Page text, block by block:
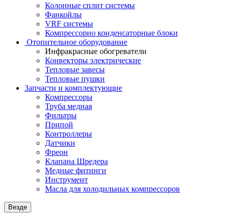
Колонные сплит системы
Фанкойлы
VRF системы
Компрессорно конденсаторные блоки
Отопительное оборудование
Инфракрасные обогреватели
Конвекторы электрические
Тепловые завесы
Тепловые пушки
Запчасти и комплектующие
Компрессоры
Труба медная
Фильтры
Припой
Контроллеры
Датчики
Фреон
Клапана Шредера
Медные фитинги
Инструмент
Масла для холодильных компрессоров
Везде